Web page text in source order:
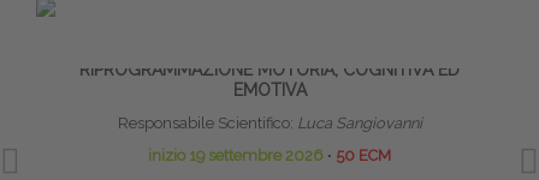
RIPROGRAMMAZIONE MOTORIA, COGNITIVA ED
EMOTIVA
Responsabile Scientifico: Luca Sangiovanni
inizio 19 settembre 2026 ∙ 50 ECM